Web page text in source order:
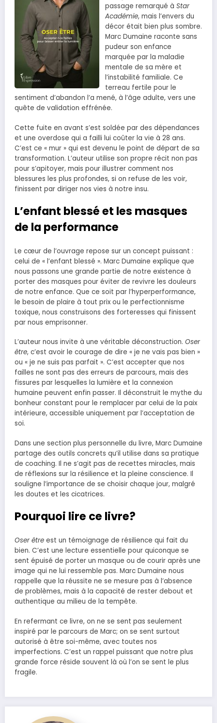
passage remarqué à Star
Académie, mais l’envers du
décor était bien plus sombre.
Marc Dumaine raconte sans
pudeur son enfance
marquée par la maladie
mentale de sa mère et
l’instabilité familiale. Ce
terreau fertile pour le
sentiment d’abandon l’a mené, à l’âge adulte, vers une
quête de validation effrénée.
Cette fuite en avant s’est soldée par des dépendances
et une overdose qui a failli lui coûter la vie à 28 ans.
C’est ce « mur » qui est devenu le point de départ de sa
transformation. L’auteur utilise son propre récit non pas
pour s’apitoyer, mais pour illustrer comment nos
blessures les plus profondes, si on refuse de les voir,
finissent par diriger nos vies à notre insu.
L’enfant blessé et les masques
de la performance
Le cœur de l’ouvrage repose sur un concept puissant :
celui de « l’enfant blessé ». Marc Dumaine explique que
nous passons une grande partie de notre existence à
porter des masques pour éviter de revivre les douleurs
de notre enfance. Que ce soit par l’hyperperformance,
le besoin de plaire à tout prix ou le perfectionnisme
toxique, nous construisons des forteresses qui finissent
par nous emprisonner.
L’auteur nous invite à une véritable déconstruction. Oser
être, c’est avoir le courage de dire « je ne vais pas bien »
ou « je ne suis pas parfait ». C’est accepter que nos
failles ne sont pas des erreurs de parcours, mais des
fissures par lesquelles la lumière et la connexion
humaine peuvent enfin passer. Il déconstruit le mythe du
bonheur constant pour le remplacer par celui de la paix
intérieure, accessible uniquement par l’acceptation de
soi.
Dans une section plus personnelle du livre, Marc Dumaine
partage des outils concrets qu’il utilise dans sa pratique
de coaching. Il ne s’agit pas de recettes miracles, mais
de réflexions sur la résilience et la pleine conscience. Il
souligne l’importance de se choisir chaque jour, malgré
les doutes et les cicatrices.
Pourquoi lire ce livre?
Oser être est un témoignage de résilience qui fait du
bien. C’est une lecture essentielle pour quiconque se
sent épuisé de porter un masque ou de courir après une
image qui ne lui ressemble pas. Marc Dumaine nous
rappelle que la réussite ne se mesure pas à l’absence
de problèmes, mais à la capacité de rester debout et
authentique au milieu de la tempête.
En refermant ce livre, on ne se sent pas seulement
inspiré par le parcours de Marc; on se sent surtout
autorisé à être soi-même, avec toutes nos
imperfections. C’est un rappel puissant que notre plus
grande force réside souvent là où l’on se sent le plus
fragile.